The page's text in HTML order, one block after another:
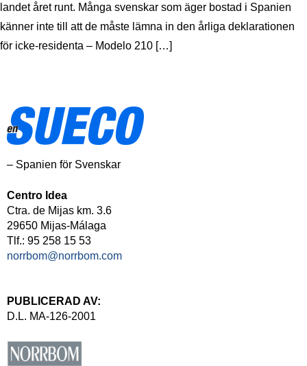
landet året runt. Många svenskar som äger bostad i Spanien
känner inte till att de måste lämna in den årliga deklarationen
för icke-residenta – Modelo 210 […]
– Spanien för Svenskar
Centro Idea
Ctra. de Mijas km. 3.6
29650 Mijas-Málaga
Tlf.: 95 258 15 53
norrbom@norrbom.com
PUBLICERAD AV:
D.L. MA-126-2001